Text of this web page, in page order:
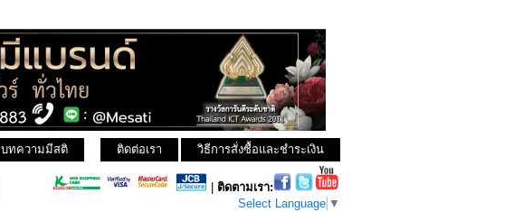
บทความมีสติ วิธีการสั่งซื้อและชำระเงิน
ติดต่อเรา
ติดตามเรา:
Select Language ▼